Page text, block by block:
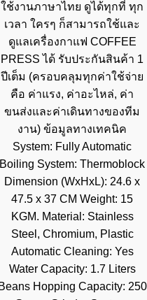
ใช้งานภาษาไทย ดูได้ทุกที่ ทุก
เวลา ใครๆ ก็สามารถใช้และ
ดูแลเครื่องกาแฟ COFFEE
PRESS ได้ รับประกันสินค้า 1
ปีเต็ม (ครอบคลุมทุกค่าใช้จ่าย
คือ ค่าแรง, ค่าอะไหล่, ค่า
ขนส่งและค่าเดินทางของทีม
งาน) ข้อมูลทางเทคนิค
System: Fully Automatic
Boiling System: Thermoblock
Dimension (WxHxL): 24.6 x
47.5 x 37 CM Weight: 15
KGM. Material: Stainless
Steel, Chromium, Plastic
Automatic Cleaning: Yes
Water Capacity: 1.7 Liters
Beans Hopping Capacity: 250